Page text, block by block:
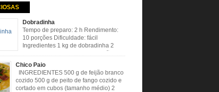
Dobradinha
Tempo de preparo: 2 h Rendimento:
10 porções Dificuldade: fácil
Ingredientes 1 kg de dobradinha 2
colheres (sopa) de caldo de limão 2
(sopa) de óleo 3 tomates 1 cebola 4 dentes
verde Cominho Colorau Pimenta a
de Preparo: Lavar muito bem a
com limão. Deixar de molho […]
Chico Paio
INGREDIENTES 500 g de feijão branco
cozido 500 g de peito de fango cozido e
cortado em cubos (tamanho médio) 2